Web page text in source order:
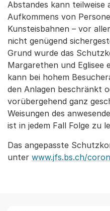
Abstandes kann teilweise
Aufkommens von
Kunsteisbahnen – vor
nicht genügend
Grund wurde das
Margarethen und Eglisee
kann bei hohem
den Anlagen beschränkt
vorübergehend ganz
Weisungen des
ist in jedem Fall Folge zu
Das angepasste
unter www.jfs.bs.ch/